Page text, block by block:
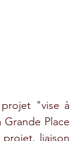
"vise à
Place
liaison